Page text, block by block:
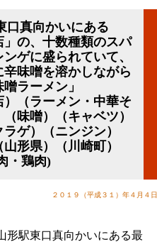
口真向かいにある
」の、十数種類のスパ
ゲに盛られていて、
味噌を溶かしながら
ラーメン」
）（ラーメン・中華そ
味噌）（キャベツ）
ゲ）（ニンジン）
形県）（川崎町）
・鶏肉)
２０１９（平成３１）年４月４日
形駅東口真向かいにある最